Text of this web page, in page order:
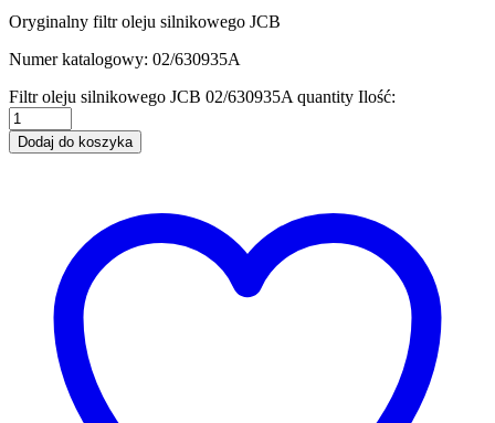
Oryginalny filtr oleju silnikowego JCB
Numer katalogowy: 02/630935A
Filtr oleju silnikowego JCB 02/630935A quantity Ilość:
Dodaj do koszyka